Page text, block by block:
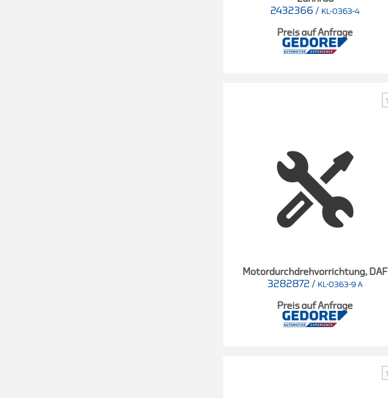
2432366 / KL-0363-4
Preis auf Anfrage
Motordurchdrehvorrichtung, DAF
3282872 / KL-0363-9 A
Preis auf Anfrage